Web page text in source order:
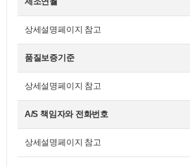
상세설명페이지 참고
품질보증기준
상세설명페이지 참고
A/S 책임자와 전화번호
상세설명페이지 참고